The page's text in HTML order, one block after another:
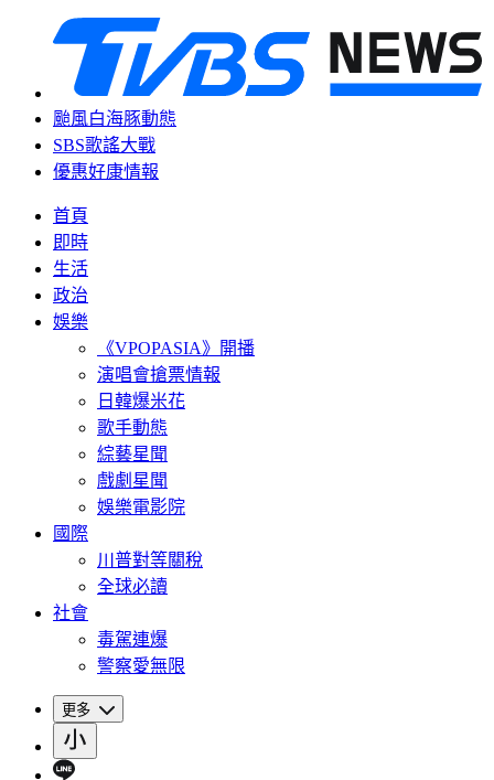
颱風白海豚動態
SBS歌謠大戰
優惠好康情報
首頁
即時
生活
政治
娛樂
《VPOPASIA》開播
演唱會搶票情報
日韓爆米花
歌手動態
綜藝星聞
戲劇星聞
娛樂電影院
國際
川普對等關稅
全球必讀
社會
毒駕連爆
警察愛無限
更多